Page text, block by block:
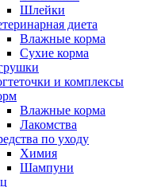
Шлейки
диета
Влажные корма
Сухие корма
и комплексы
Влажные корма
Лакомства
по уходу
Химия
Шампуни